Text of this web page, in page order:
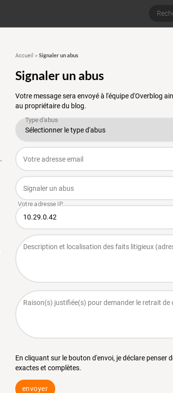
Accueil » Signaler un abus
Signaler un abus
Votre message sera envoyé à l'équipe d'Overblog
au propriétaire du blog.
En cliquant sur le bouton d'envoi, je déclare
exactes et complètes.
envoyer